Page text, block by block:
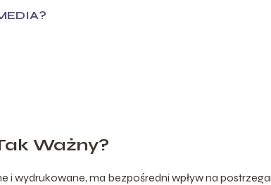
Ważny?
i wydrukowane, ma bezpośredni wpływ na